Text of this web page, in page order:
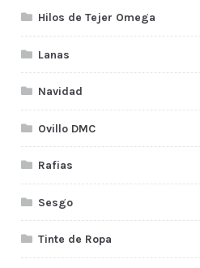
Hilos de Tejer Omega
Lanas
Navidad
Ovillo DMC
Rafias
Sesgo
Tinte de Ropa